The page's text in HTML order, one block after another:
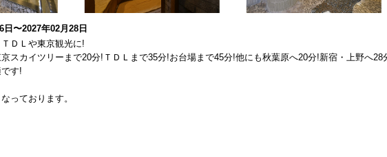
日〜2027年02月28日
ＤＬや東京観光に!
スカイツリーまで20分!ＴＤＬまで35分!お台場まで45分!他にも秋葉原へ20分!新宿・上野へ28
す!
っております。